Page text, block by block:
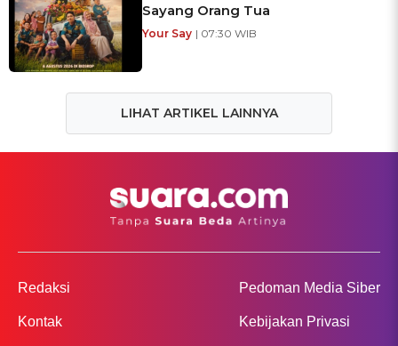
Sayang Orang Tua
Your Say | 07:30 WIB
LIHAT ARTIKEL LAINNYA
Redaksi
Kontak
Pedoman Media Siber
Kebijakan Privasi